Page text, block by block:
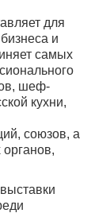
для
и
самых
шеф-
кухни,
союзов, а
органов,